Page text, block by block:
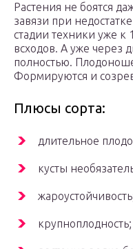
Растения не боятся
завязи при
стадии техники уже к
всходов. А уже через
полностью.
Формируются и
Плюсы сорта:
длительное
кусты
крупноплодность;